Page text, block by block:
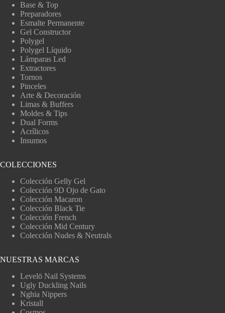
Base & Top
Preparadores
Esmalte Permanente
Gel Constructor
Polygel
Polygel Líquido
Lámparas Led
Extractores
Tornos
Pinceles
Arte & Decoración
Limas & Buffers
Moldes & Tips
Dual Forms
Acrílicos
Insumos
COLECCIONES
Colección Gelly Gel
Colección 9D Ojo de Gato
Colección Macaron
Colección Black Tie
Colección French
Colección Mid Century
Colección Nudes & Neutrals
NUESTRAS MARCAS
Levelō Nail Systems
Ugly Duckling Nails
Nghia Nippers
Kristall